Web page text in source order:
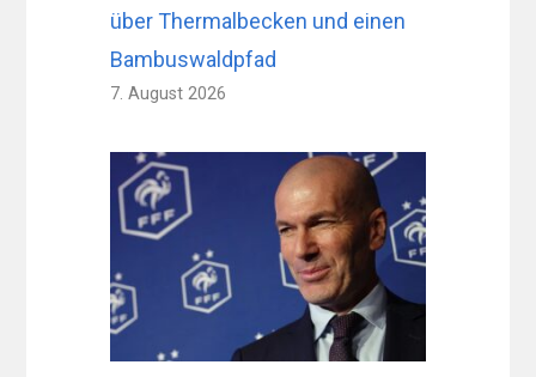
über Thermalbecken und einen
Bambuswaldpfad
7. August 2026